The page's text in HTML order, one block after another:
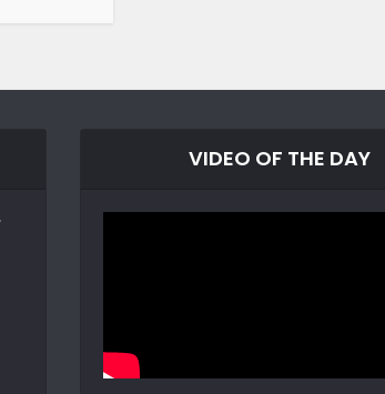
VIDEO OF THE DAY